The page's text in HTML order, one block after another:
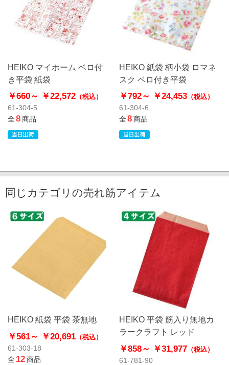
HEIKO マイホーム ベロ付
き平袋 紙袋
￥660～ ￥22,572 （税込）
61-304-5
全8商品
HEIKO 紙袋 柄小袋 ロマネ
スク ベロ付き平袋
￥792～ ￥24,453（税込）
61-304-6
全8商品
同じカテゴリの売れ筋アイテム
HEIKO 紙袋 平袋 茶無地
￥561～ ￥20,691 （税込）
61-303-18
全12商品
HEIKO 平袋 筋入り無地カ
ラークラフト レッド
￥858～ ￥31,977（税込）
61-781-90